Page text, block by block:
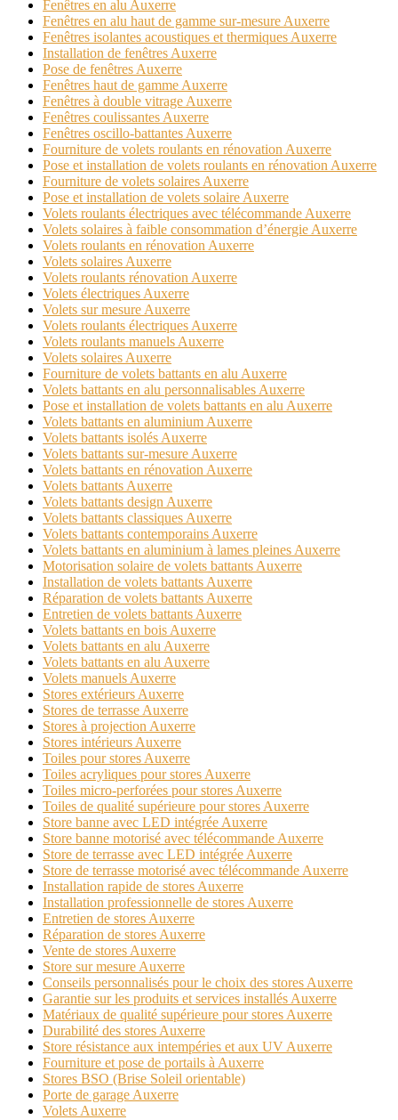
Fenêtres en alu Auxerre
Fenêtres en alu haut de gamme sur-mesure Auxerre
Fenêtres isolantes acoustiques et thermiques Auxerre
Installation de fenêtres Auxerre
Pose de fenêtres Auxerre
Fenêtres haut de gamme Auxerre
Fenêtres à double vitrage Auxerre
Fenêtres coulissantes Auxerre
Fenêtres oscillo-battantes Auxerre
Fourniture de volets roulants en rénovation Auxerre
Pose et installation de volets roulants en rénovation Auxerre
Fourniture de volets solaires Auxerre
Pose et installation de volets solaire Auxerre
Volets roulants électriques avec télécommande Auxerre
Volets solaires à faible consommation d’énergie Auxerre
Volets roulants en rénovation Auxerre
Volets solaires Auxerre
Volets roulants rénovation Auxerre
Volets électriques Auxerre
Volets sur mesure Auxerre
Volets roulants électriques Auxerre
Volets roulants manuels Auxerre
Volets solaires Auxerre
Fourniture de volets battants en alu Auxerre
Volets battants en alu personnalisables Auxerre
Pose et installation de volets battants en alu Auxerre
Volets battants en aluminium Auxerre
Volets battants isolés Auxerre
Volets battants sur-mesure Auxerre
Volets battants en rénovation Auxerre
Volets battants Auxerre
Volets battants design Auxerre
Volets battants classiques Auxerre
Volets battants contemporains Auxerre
Volets battants en aluminium à lames pleines Auxerre
Motorisation solaire de volets battants Auxerre
Installation de volets battants Auxerre
Réparation de volets battants Auxerre
Entretien de volets battants Auxerre
Volets battants en bois Auxerre
Volets battants en alu Auxerre
Volets battants en alu Auxerre
Volets manuels Auxerre
Stores extérieurs Auxerre
Stores de terrasse Auxerre
Stores à projection Auxerre
Stores intérieurs Auxerre
Toiles pour stores Auxerre
Toiles acryliques pour stores Auxerre
Toiles micro-perforées pour stores Auxerre
Toiles de qualité supérieure pour stores Auxerre
Store banne avec LED intégrée Auxerre
Store banne motorisé avec télécommande Auxerre
Store de terrasse avec LED intégrée Auxerre
Store de terrasse motorisé avec télécommande Auxerre
Installation rapide de stores Auxerre
Installation professionnelle de stores Auxerre
Entretien de stores Auxerre
Réparation de stores Auxerre
Vente de stores Auxerre
Store sur mesure Auxerre
Conseils personnalisés pour le choix des stores Auxerre
Garantie sur les produits et services installés Auxerre
Matériaux de qualité supérieure pour stores Auxerre
Durabilité des stores Auxerre
Store résistance aux intempéries et aux UV Auxerre
Fourniture et pose de portails à Auxerre
Stores BSO (Brise Soleil orientable)
Porte de garage Auxerre
Volets Auxerre